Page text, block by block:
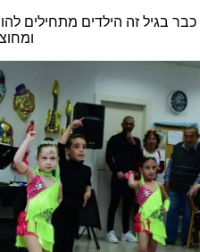
כבר בגיל זה הילדים מתחילים